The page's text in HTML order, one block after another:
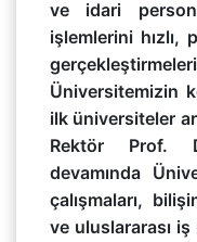
ve idari
işlemlerini
Üniversitemizin
ilk üniversiteler
Rektör Prof.
devamında
çalışmaları,
ve uluslararası